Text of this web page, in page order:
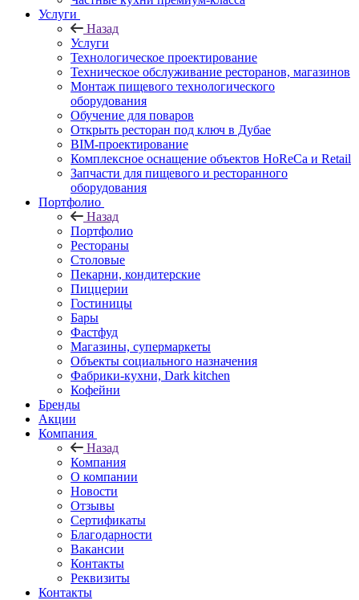
Услуги
Назад
Услуги
Технологическое проектирование
Техническое обслуживание ресторанов, магазинов
Монтаж пищевого технологического
оборудования
Обучение для поваров
Открыть ресторан под ключ в Дубае
BIM-проектирование
Комплексное оснащение объектов HoReCa и Retail
Запчасти для пищевого и ресторанного
оборудования
Портфолио
Назад
Портфолио
Рестораны
Столовые
Пекарни, кондитерские
Пиццерии
Гостиницы
Бары
Фастфуд
Магазины, супермаркеты
Объекты социального назначения
Фабрики-кухни, Dark kitchen
Кофейни
Бренды
Акции
Компания
Назад
Компания
О компании
Новости
Отзывы
Сертификаты
Благодарности
Вакансии
Контакты
Реквизиты
Контакты